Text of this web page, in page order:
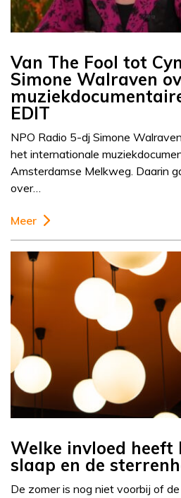
Van The Fool tot
Simone Walraven
EDIT
NPO Radio 5-dj Simone
het internationale
Amsterdamse Melkweg. Daarin
over…
Meer
Welke invloed heeft
slaap en de
De zomer is nog niet voorbij of